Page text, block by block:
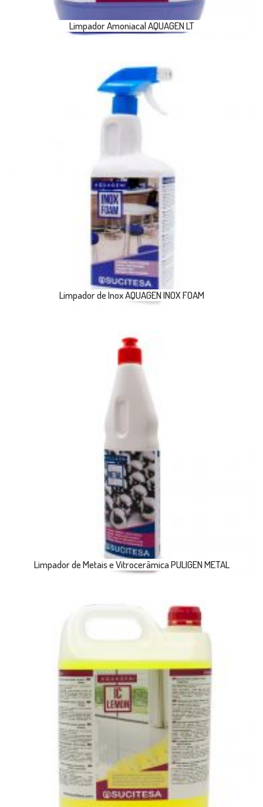
Limpador Amoniacal AQUAGEN LT
Limpador de Inox AQUAGEN INOX FOAM
Limpador de Metais e Vitrocerâmica PULIGEN METAL